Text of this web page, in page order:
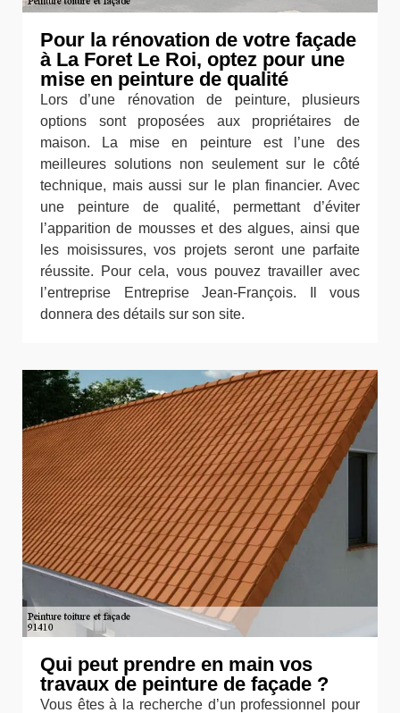
Pour la rénovation de votre façade
à La Foret Le Roi, optez pour une
mise en peinture de qualité
Lors d’une rénovation de peinture, plusieurs
options sont proposées aux propriétaires de
maison. La mise en peinture est l’une des
meilleures solutions non seulement sur le côté
technique, mais aussi sur le plan financier. Avec
une peinture de qualité, permettant d’éviter
l’apparition de mousses et des algues, ainsi que
les moisissures, vos projets seront une parfaite
réussite. Pour cela, vous pouvez travailler avec
l’entreprise Entreprise Jean-François. Il vous
donnera des détails sur son site.
Qui peut prendre en main vos
travaux de peinture de façade ?
Vous êtes à la recherche d’un professionnel pour